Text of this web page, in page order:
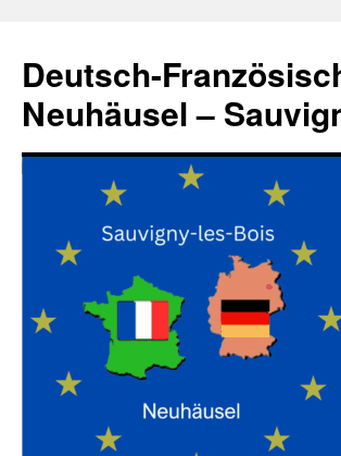
springen
Deutsch-
Neuhäusel –